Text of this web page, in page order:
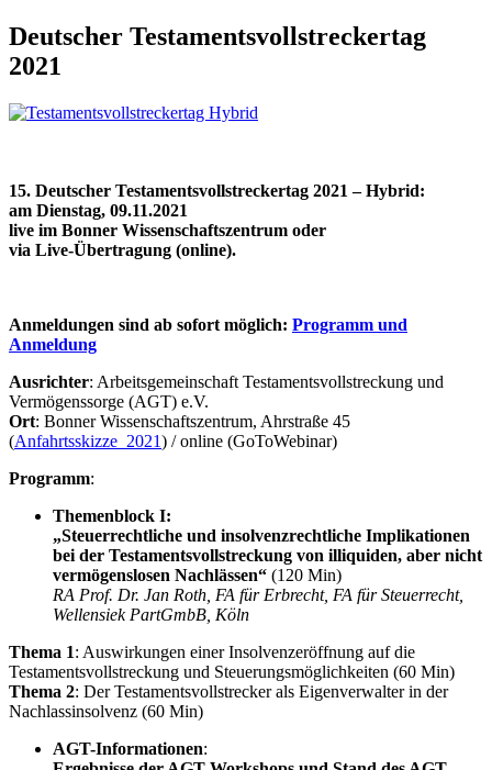
Deutscher Testamentsvollstreckertag
2021
15. Deutscher Testamentsvollstreckertag 2021 – Hybrid:
am Dienstag, 09.11.2021
live im Bonner Wissenschaftszentrum oder
via Live-Übertragung (online).
Anmeldungen sind ab sofort möglich: Programm und
Anmeldung
Ausrichter: Arbeitsgemeinschaft Testamentsvollstreckung und
Vermögenssorge (AGT) e.V.
Ort: Bonner Wissenschaftszentrum, Ahrstraße 45
(Anfahrtsskizze_2021) / online (GoToWebinar)
Programm:
Themenblock I:
„Steuerrechtliche und insolvenzrechtliche Implikationen
bei der Testamentsvollstreckung von illiquiden, aber nicht
vermögenslosen Nachlässen“ (120 Min)
RA Prof. Dr. Jan Roth, FA für Erbrecht, FA für Steuerrecht,
Wellensiek PartGmbB, Köln
Thema 1: Auswirkungen einer Insolvenzeröffnung auf die
Testamentsvollstreckung und Steuerungsmöglichkeiten (60 Min)
Thema 2: Der Testamentsvollstrecker als Eigenverwalter in der
Nachlassinsolvenz (60 Min)
AGT-Informationen: